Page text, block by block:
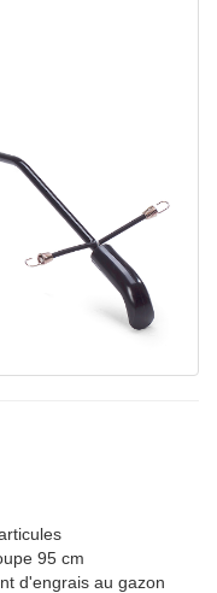
95 cm
d'engrais au gazon